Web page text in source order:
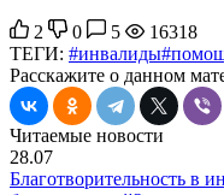
2 0 5
16318
ТЕГИ: #инвалиды
Расскажите о данном
Читаемые новости
28.07
Благотворительность в